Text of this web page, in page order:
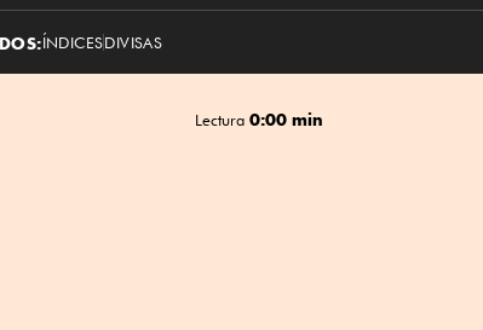
ÍNDICESDIVISAS
Lectura 0:00 min